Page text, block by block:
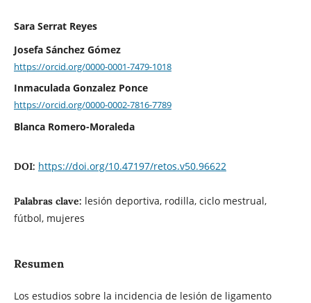
Sara Serrat Reyes
Josefa Sánchez Gómez
https://orcid.org/0000-0001-7479-1018
Inmaculada Gonzalez Ponce
https://orcid.org/0000-0002-7816-7789
Blanca Romero-Moraleda
DOI: https://doi.org/10.47197/retos.v50.96622
Palabras clave: lesión deportiva, rodilla, ciclo mestrual,
fútbol, mujeres
Resumen
Los estudios sobre la incidencia de lesión de ligamento